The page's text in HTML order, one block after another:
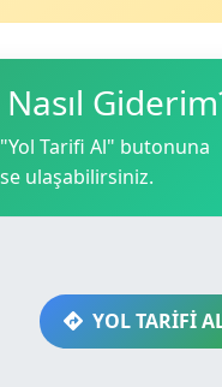
Tarifi Al" butonuna
ulaşabilirsiniz.
YOL TARİFİ